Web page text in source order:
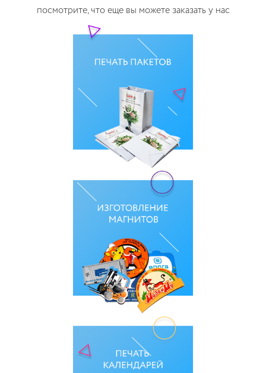
посмотрите, что еще вы можете заказать у нас